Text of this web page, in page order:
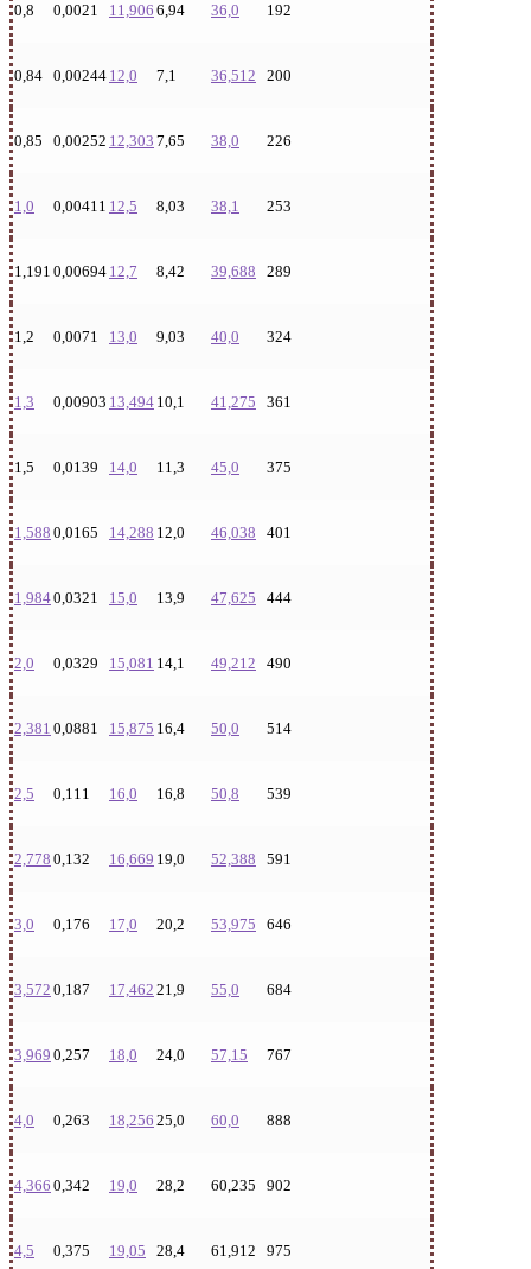
0,8 0,0021 11,906 6,94 36,0 192
0,84 0,00244 12,0 7,1 36,512 200
0,85 0,00252 12,303 7,65 38,0 226
1,0 0,00411 12,5 8,03 38,1 253
1,191 0,00694 12,7 8,42 39,688 289
1,2 0,0071 13,0 9,03 40,0 324
1,3 0,00903 13,494 10,1 41,275 361
1,5 0,0139 14,0 11,3 45,0 375
1,588 0,0165 14,288 12,0 46,038 401
1,9840,0321 15,0 13,9 47,625 444
2,0 0,0329 15,081 14,1 49,212 490
2,381 0,0881 15,875 16,4 50,0 514
2,5 0,111 16,0 16,8 50,8 539
2,778 0,132 16,669 19,0 52,388 591
3,0 0,176 17,0 20,2 53,975 646
3,572 0,187 17,462 21,9 55,0 684
3,969 0,257 18,0 24,0 57,15 767
4,0 0,263 18,256 25,0 60,0 888
4,366 0,342 19,0 28,2 60,235 902
4,5 0,375 19,05 28,4 61,912 975